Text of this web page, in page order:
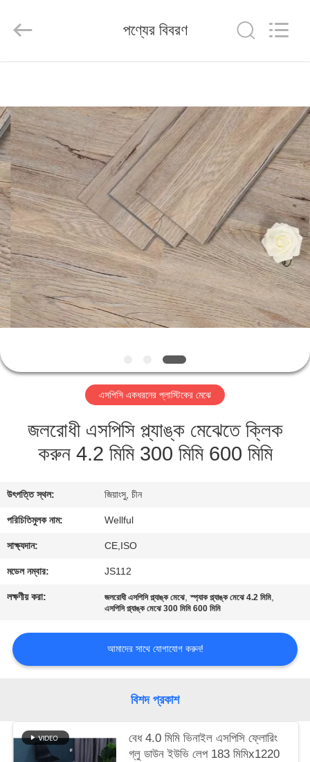
পণ্য
ভিডিও
আমাদের
সম্পর্কে
কারখানা
ভ্রমণ
নিয়ন্ত্রণ
INPUT
FILE
খবর
উদ্ধৃতির
জন্য
সাইট
PRIVACY
POLICY
Materials
Co.,Ltd..
Reserved.
পণ্যের বিবরণ
এসপিসি একধরনের প্লাস্টিকের মেঝে
জলরোধী এসপিসি প্ল্যাঙ্ক মেঝেতে ক্লিক
করুন 4.2 মিমি 300 মিমি 600 মিমি
উৎপত্তি স্থল: জিয়াংসু, চীন
পরিচিতিমুলক নাম: Wellful
সাক্ষ্যদান: CE,ISO
মডেল নম্বার: JS112
লক্ষণীয় করা: জলরোধী এসপিসি প্ল্যাঙ্ক মেঝে,স্প্যাক প্ল্যাঙ্ক মেঝে 4.2 মিমি,
এসপিসি প্ল্যাঙ্ক মেঝে 300 মিমি 600 মিমি
আমাদের সাথে যোগাযোগ করুন!
বিশদ প্রকাশ
বেধ 4.0 মিমি ভিনাইল এসপিসি ফ্লোরিং
গ্লু ডাউন ইউভি লেপ 183 মিমিx1220